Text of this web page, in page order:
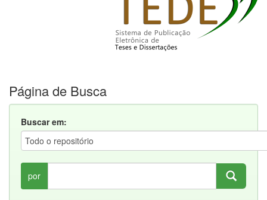
Página de Busca
Buscar em:
por